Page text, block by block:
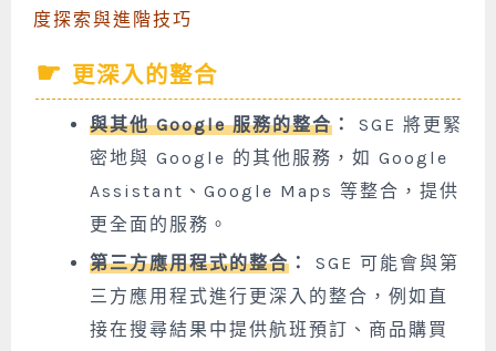
度探索與進階技巧
更深入的整合
與其他 Google 服務的整合 ：
SGE 將更緊
密地與 Google 的其他服務，如 Google
Assistant、Google Maps 等整合，提供
更全面的服務。
第三方應用程式的整合 ：
SGE 可能會與第
三方應用程式進行更深入的整合，例如直
接在搜尋結果中提供航班預訂、商品購買